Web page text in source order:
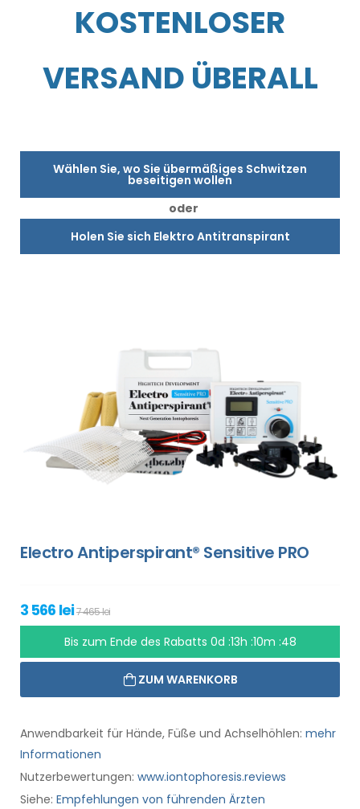
KOSTENLOSER
VERSAND ÜBERALL
Wählen Sie, wo Sie übermäßiges Schwitzen
beseitigen wollen
oder
Holen Sie sich Elektro Antitranspirant
Electro Antiperspirant® Sensitive PRO
3 566 lei7 465 lei
Bis zum Ende des Rabatts 0d :13h :10m :47
ZUM WARENKORB
Anwendbarkeit für Hände, Füße und Achselhöhlen: mehr
Informationen
Nutzerbewertungen: www.iontophoresis.reviews
Siehe: Empfehlungen von führenden Ärzten